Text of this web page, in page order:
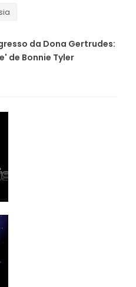
da Dona Gertrudes:
de Bonnie Tyler